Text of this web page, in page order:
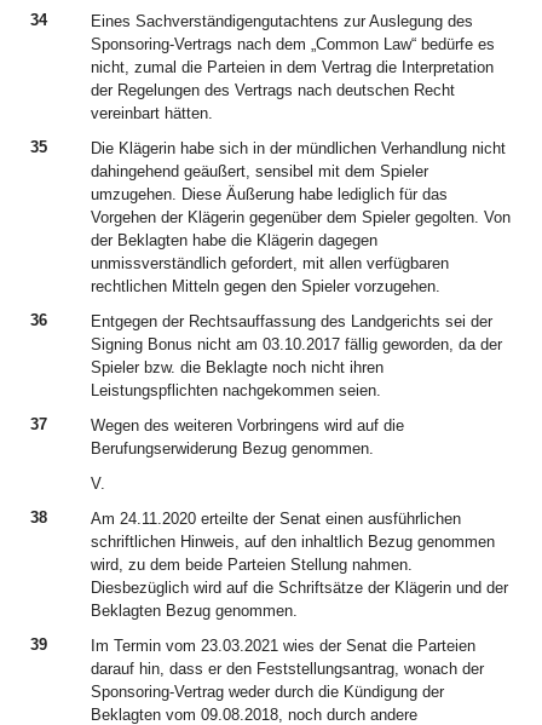
34
Eines Sachverständigengutachtens zur Auslegung des
Sponsoring-Vertrags nach dem „Common Law“ bedürfe es
nicht, zumal die Parteien in dem Vertrag die Interpretation
der Regelungen des Vertrags nach deutschen Recht
vereinbart hätten.
35
Die Klägerin habe sich in der mündlichen Verhandlung nicht
dahingehend geäußert, sensibel mit dem Spieler
umzugehen. Diese Äußerung habe lediglich für das
Vorgehen der Klägerin gegenüber dem Spieler gegolten. Von
der Beklagten habe die Klägerin dagegen
unmissverständlich gefordert, mit allen verfügbaren
rechtlichen Mitteln gegen den Spieler vorzugehen.
36
Entgegen der Rechtsauffassung des Landgerichts sei der
Signing Bonus nicht am 03.10.2017 fällig geworden, da der
Spieler bzw. die Beklagte noch nicht ihren
Leistungspflichten nachgekommen seien.
37
Wegen des weiteren Vorbringens wird auf die
Berufungserwiderung Bezug genommen.
V.
38
Am 24.11.2020 erteilte der Senat einen ausführlichen
schriftlichen Hinweis, auf den inhaltlich Bezug genommen
wird, zu dem beide Parteien Stellung nahmen.
Diesbezüglich wird auf die Schriftsätze der Klägerin und der
Beklagten Bezug genommen.
39
Im Termin vom 23.03.2021 wies der Senat die Parteien
darauf hin, dass er den Feststellungsantrag, wonach der
Sponsoring-Vertrag weder durch die Kündigung der
Beklagten vom 09.08.2018, noch durch andere